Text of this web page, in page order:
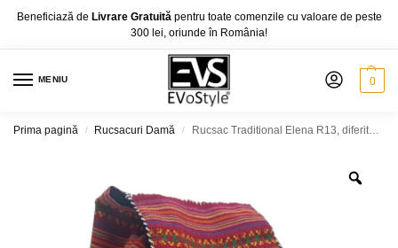
Beneficiază de Livrare Gratuită pentru toate comenzile cu valoare de peste
300 lei, oriunde în România!
MENIU 0
Prima pagină / Rucsacuri Damă / Rucsac Traditional Elena R13, diferite culori